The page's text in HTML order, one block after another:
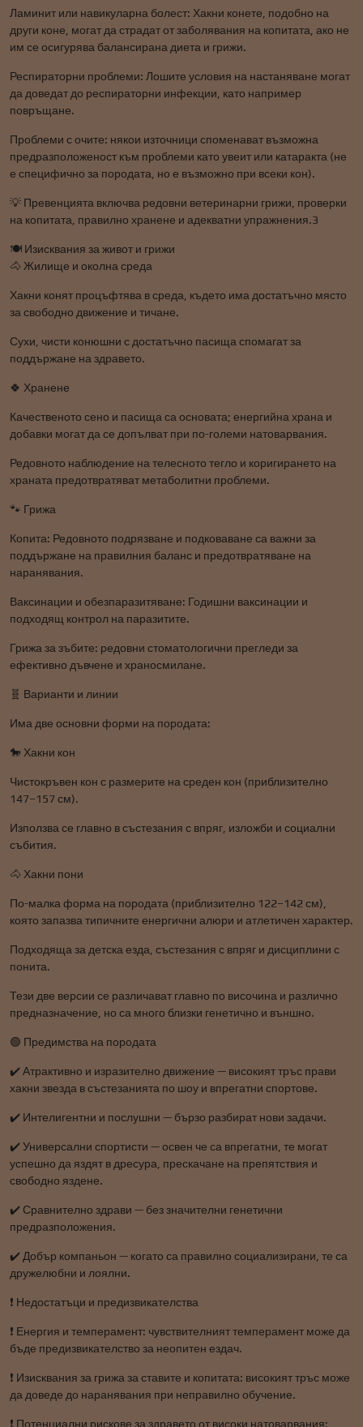
Ламинит или навикуларна болест: Хакни конете, подобно на
други коне, могат да страдат от заболявания на копитата, ако не
им се осигурява балансирана диета и грижи.
Респираторни проблеми: Лошите условия на настаняване могат
да доведат до респираторни инфекции, като например
повръщане.
Проблеми с очите: някои източници споменават възможна
предразположеност към проблеми като увеит или катаракта (не
е специфично за породата, но е възможно при всеки кон).
💡 Превенцията включва редовни ветеринарни грижи, проверки
на копитата, правилно хранене и адекватни упражнения.3
🍽️ Изисквания за живот и грижи
🐴 Жилище и околна среда
Хакни конят процъфтява в среда, където има достатъчно място
за свободно движение и тичане.
Сухи, чисти конюшни с достатъчно пасища спомагат за
поддържане на здравето.
🍀 Хранене
Качественото сено и пасища са основата; енергийна храна и
добавки могат да се допълват при по-големи натоварвания.
Редовното наблюдение на телесното тегло и коригирането на
храната предотвратяват метаболитни проблеми.
🐾 Грижа
Копита: Редовното подрязване и подковаване са важни за
поддържане на правилния баланс и предотвратяване на
наранявания.
Ваксинации и обезпаразитяване: Годишни ваксинации и
подходящ контрол на паразитите.
Грижа за зъбите: редовни стоматологични прегледи за
ефективно дъвчене и храносмилане.
🧬 Варианти и линии
Има две основни форми на породата:
🐎 Хакни кон
Чистокръвен кон с размерите на среден кон (приблизително
147–157 см).
Използва се главно в състезания с впряг, изложби и социални
събития.
🐴 Хакни пони
По-малка форма на породата (приблизително 122–142 см),
която запазва типичните енергични алюри и атлетичен характер.
Подходяща за детска езда, състезания с впряг и дисциплини с
понита.
Тези две версии се различават главно по височина и различно
предназначение, но са много близки генетично и външно.
🟢 Предимства на породата
✔️ Атрактивно и изразително движение — високият тръс прави
хакни звезда в състезанията по шоу и впрегатни спортове.
✔️ Интелигентни и послушни — бързо разбират нови задачи.
✔️ Универсални спортисти — освен че са впрегатни, те могат
успешно да яздят в дресура, прескачане на препятствия и
свободно яздене.
✔️ Сравнително здрави — без значителни генетични
предразположения.
✔️ Добър компаньон — когато са правилно социализирани, те са
дружелюбни и лоялни.
❗ Недостатъци и предизвикателства
❗ Енергия и темперамент: чувствителният темперамент може да
бъде предизвикателство за неопитен ездач.
❗ Изисквания за грижа за ставите и копитата: високият тръс може
да доведе до наранявания при неправилно обучение.
❗ Потенциални рискове за здравето от високи натоварвания: